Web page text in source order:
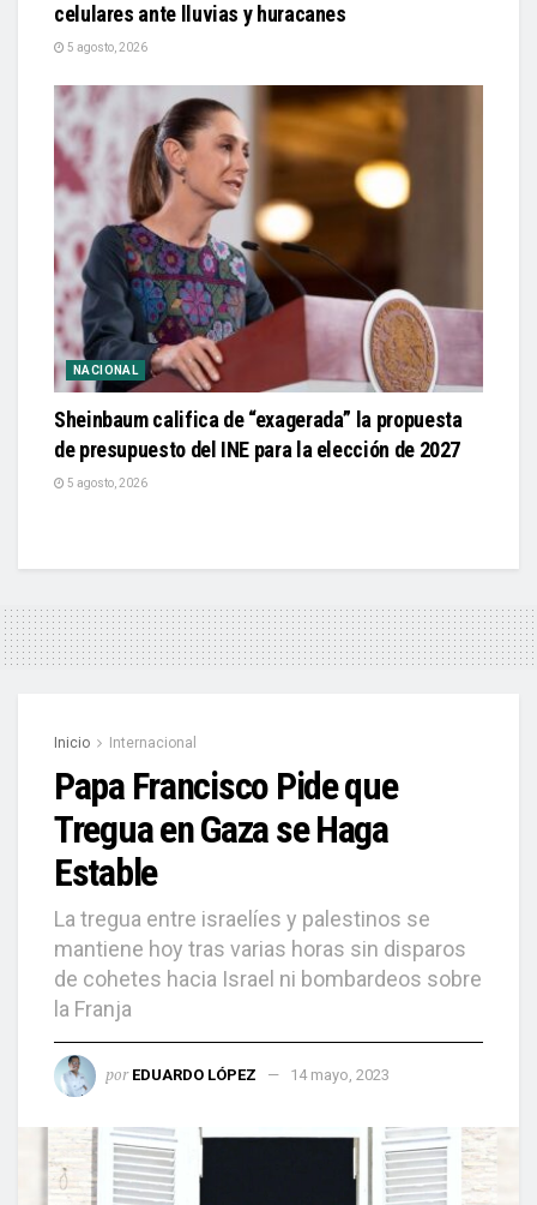
celulares ante lluvias y huracanes
5 agosto, 2026
NACIONAL
Sheinbaum califica de “exagerada” la propuesta
de presupuesto del INE para la elección de 2027
5 agosto, 2026
Inicio Internacional
Papa Francisco Pide que
Tregua en Gaza se Haga
Estable
La tregua entre israelíes y palestinos se
mantiene hoy tras varias horas sin disparos
de cohetes hacia Israel ni bombardeos sobre
la Franja
por EDUARDO LÓPEZ 14 mayo, 2023